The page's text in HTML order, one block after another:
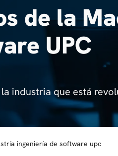
de la
UPC
industria que está
ingeniería de software upc